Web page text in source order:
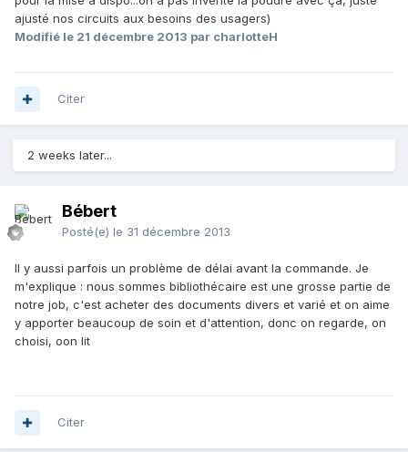
ajusté nos circuits aux besoins des usagers)
Modifié le 21 décembre 2013 par charlotteH
Citer
2 weeks later...
Bébert
Posté(e) le 31 décembre 2013
Il y aussi parfois un problème de délai avant la commande. Je
m'explique : nous sommes bibliothécaire est une grosse partie de
notre job, c'est acheter des documents divers et varié et on aime
y apporter beaucoup de soin et d'attention, donc on regarde, on
choisi, oon lit
Citer